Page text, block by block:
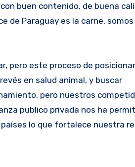
buen contenido, de buena
de Paraguay es la carne, somos
pero este proceso de
en salud animal, y buscar
pero nuestros
publico privada nos ha
lo que fortalece nuestra